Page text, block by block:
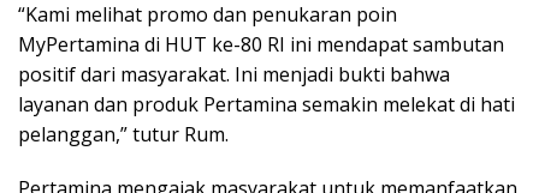
“Kami melihat promo dan penukaran poin
MyPertamina di HUT ke-80 RI ini mendapat sambutan
positif dari masyarakat. Ini menjadi bukti bahwa
layanan dan produk Pertamina semakin melekat di hati
pelanggan,” tutur Rum.